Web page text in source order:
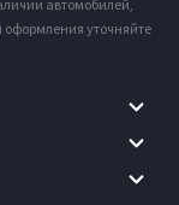
автомобилей,
оформления уточняйте